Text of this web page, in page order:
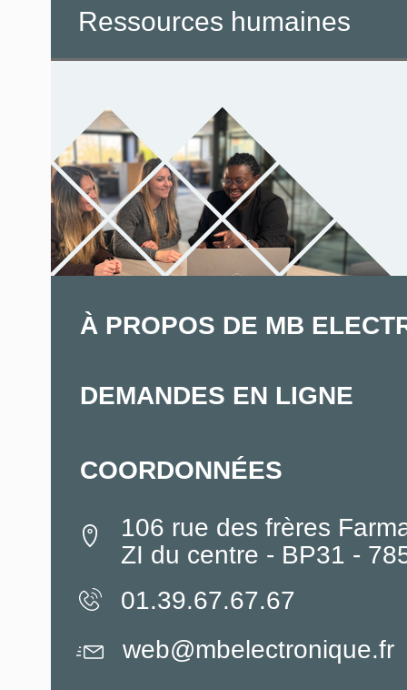
Ressources humaines
À PROPOS DE MB
DEMANDES EN LIGNE
COORDONNÉES
106 rue des frères
ZI du centre - BP31 -
01.39.67.67.67
web@mbelectronique.fr